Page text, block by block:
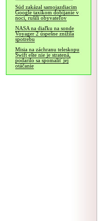
Súd zakázal samojazdiacim
Google taxíkom dobíjanie v
noci, rušili obyvateľov
NASA na diaľku na sonde
Voyager 2 úspešne znížila
spotrebu
Misia na záchranu teleskopu
Swift ešte nie je stratená,
podarilo sa spomaliť jej
otáčanie